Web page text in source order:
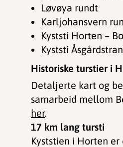
Løvøya rundt
Karljohansvern
Kyststi Horten –
Kyststi
Historiske turstier i
Detaljerte kart og
samarbeid mellom
her.
17 km lang tursti
Kyststien i Horten er